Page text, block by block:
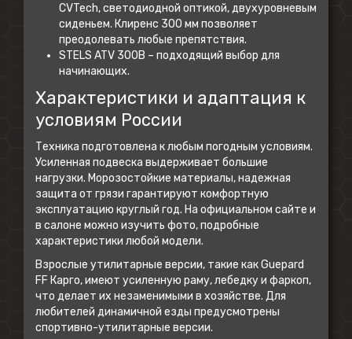
CVTech, светодиодной оптикой, двухуровневым
сиденьем. Клиренс 300 мм позволяет
преодолевать любые препятствия.
STELS ATV 300B – подходящий выбор для
начинающих.
Характеристики и адаптация к
условиям России
Техника подготовлена к любым погодным условиям.
Усиленная подвеска выдерживает большие
нагрузки. Морозостойкие материалы, надежная
защита от грязи гарантируют комфортную
эксплуатацию круглый год. На официальном сайте и
в салоне можно изучить фото, подробные
характеристики любой модели.
Взрослые утилитарные версии, такие как Guepard
FF Карго, имеют усиленную раму, лебедку и фаркоп,
что делает их незаменимыми в хозяйстве. Для
любителей динамичной езды предусмотрены
спортивно-утилитарные версии.